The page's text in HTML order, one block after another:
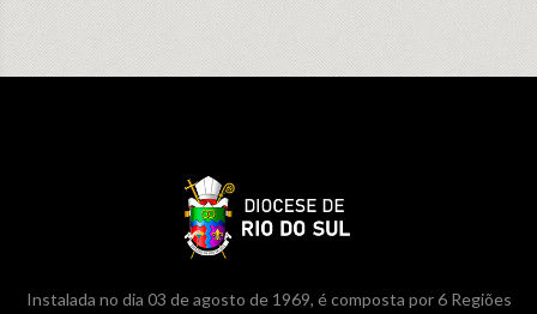
Instalada no dia 03 de agosto de 1969, é composta por 6 Regiões